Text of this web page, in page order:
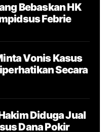
Bebaskan HK
Febrie
Vonis Kasus
Secara
Diduga Jual
Dana Pokir